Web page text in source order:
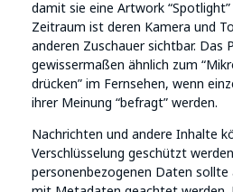
damit sie eine Artwork
Zeitraum ist deren Kamera und
anderen Zuschauer sichtbar. Das
gewissermaßen ähnlich zum
drücken” im Fernsehen, wenn
ihrer Meinung “befragt” werden.
Nachrichten und andere Inhalte
Verschlüsselung geschützt
personenbezogenen Daten sollte